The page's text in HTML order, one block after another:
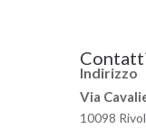
Indirizzo
Via
10098